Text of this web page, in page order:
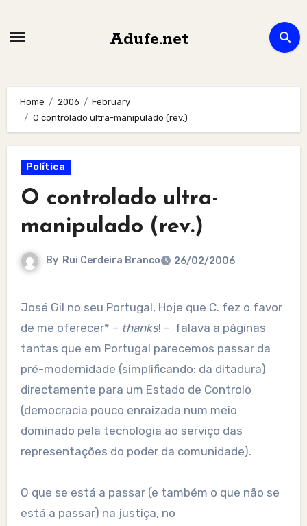
Adufe.net
Home 2006
February
O controlado ultra-manipulado (rev.)
Política
O controlado ultra-
manipulado (rev.)
By Rui Cerdeira Branco 26/02/2006
José Gil no seu Portugal, Hoje que C. fez o favor
de me oferecer* – thanks! – falava a páginas
tantas que em Portugal parecemos passar da
pré-modernidade (simplificando: da ditadura)
directamente para um Estado de Controlo
(democracia pouco enraizada num meio
dominado pela tecnologia ao serviço das
representações do poder da comunidade).
O que se está a passar (e também o que não se
está a passar) na justiça, no